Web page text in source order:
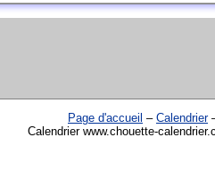
Page d'accueil – Calendrier
Calendrier www.chouette-